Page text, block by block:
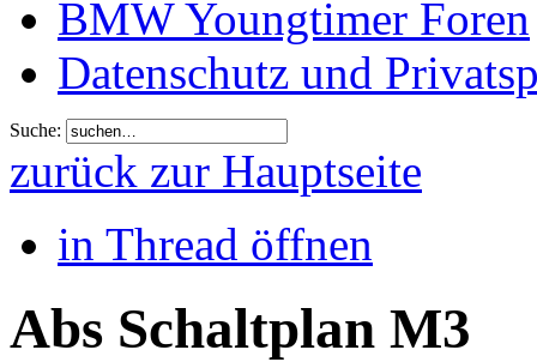
BMW Youngtimer Foren
Datenschutz und
Suche:
zurück zur Hauptseite
in Thread öffnen
Abs Schaltplan M3